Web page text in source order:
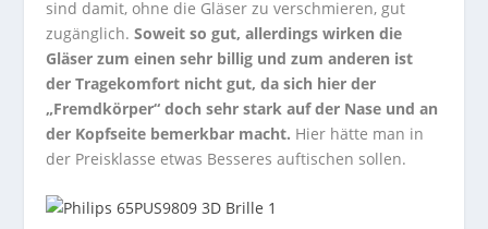
sind damit, ohne die Gläser zu verschmieren, gut
zugänglich.Soweit so gut, allerdings wirken die
Gläser zum einen sehr billig und zum anderen ist
der Tragekomfort nicht gut, da sich hier der
„Fremdkörper“ doch sehr stark auf der Nase und an
der Kopfseite bemerkbar macht. Hier hätte man in
der Preisklasse etwas Besseres auftischen sollen.